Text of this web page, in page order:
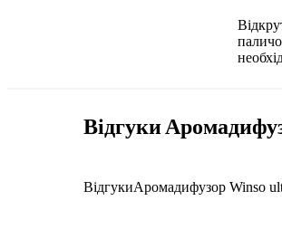
Відгуки
ВідгукиАромадифузор Winso